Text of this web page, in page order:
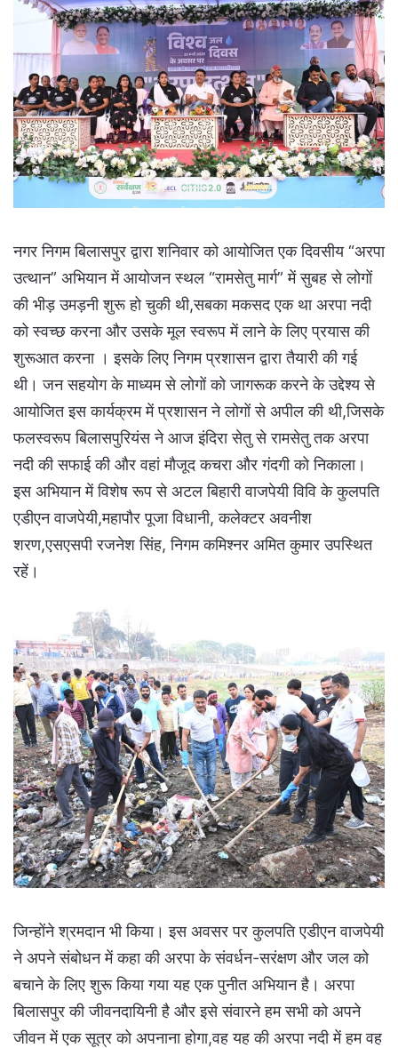
नगर निगम बिलासपुर द्वारा शनिवार को आयोजित एक दिवसीय “अरपा
उत्थान” अभियान में आयोजन स्थल “रामसेतु मार्ग” में सुबह से लोगों
की भीड़ उमड़नी शुरू हो चुकी थी,सबका मकसद एक था अरपा नदी
को स्वच्छ करना और उसके मूल स्वरूप में लाने के लिए प्रयास की
शुरूआत करना । इसके लिए निगम प्रशासन द्वारा तैयारी की गई
थी। जन सहयोग के माध्यम से लोगों को जागरूक करने के उद्देश्य से
आयोजित इस कार्यक्रम में प्रशासन ने लोगों से अपील की थी,जिसके
फलस्वरूप बिलासपुरियंस ने आज इंदिरा सेतु से रामसेतु तक अरपा
नदी की सफाई की और वहां मौजूद कचरा और गंदगी को निकाला।
इस अभियान में विशेष रूप से अटल बिहारी वाजपेयी विवि के कुलपति
एडीएन वाजपेयी,महापौर पूजा विधानी, कलेक्टर अवनीश
शरण,एसएसपी रजनेश सिंह, निगम कमिश्नर अमित कुमार उपस्थित
रहें।
जिन्होंने श्रमदान भी किया। इस अवसर पर कुलपति एडीएन वाजपेयी
ने अपने संबोधन में कहा की अरपा के संवर्धन-सरंक्षण और जल को
बचाने के लिए शुरू किया गया यह एक पुनीत अभियान है। अरपा
बिलासपुर की जीवनदायिनी है और इसे संवारने हम सभी को अपने
जीवन में एक सूत्र को अपनाना होगा,वह यह की अरपा नदी में हम वह